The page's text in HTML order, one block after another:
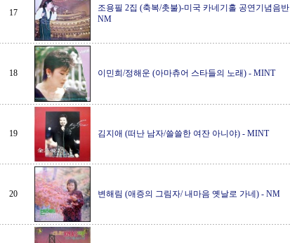
17 조용필 2집 (축복/촛불)-미국 카네기홀 공연기념음반
NM
18 이민희/정해운 (아마츄어 스타들의 노래) - MINT
19 김지애 (떠난 남자/쓸쓸한 여잔 아니야) - MINT
20 변해림 (애증의 그림자/ 내마음 옛날로 가네) - NM